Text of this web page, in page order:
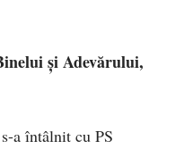
și Adevărului,
a întâlnit cu PS